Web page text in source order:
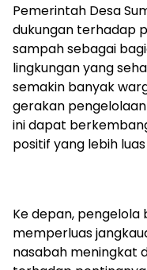
Pemerintah Desa
dukungan terhadap
sampah sebagai
lingkungan yang
semakin banyak
gerakan
ini dapat
positif yang lebih
Ke depan,
memperluas
nasabah meningkat